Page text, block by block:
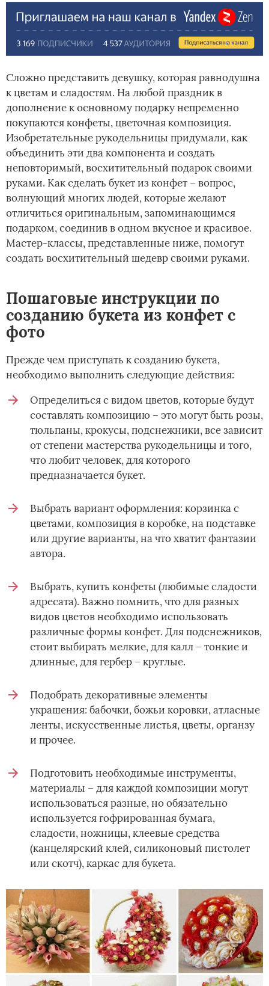
Сложно представить девушку, которая равнодушна
к цветам и сладостям. На любой праздник в
дополнение к основному подарку непременно
покупаются конфеты, цветочная композиция.
Изобретательные рукодельницы придумали, как
объединить эти два компонента и создать
неповторимый, восхитительный подарок своими
руками. Как сделать букет из конфет – вопрос,
волнующий многих людей, которые желают
отличиться оригинальным, запоминающимся
подарком, соединив в одном вкусное и красивое.
Мастер-классы, представленные ниже, помогут
создать восхитительный шедевр своими руками.
Пошаговые инструкции по
созданию букета из конфет с
фото
Прежде чем приступать к созданию букета,
необходимо выполнить следующие действия:
Определиться с видом цветов, которые будут
составлять композицию – это могут быть розы,
тюльпаны, крокусы, подснежники, все зависит
от степени мастерства рукодельницы и того,
что любит человек, для которого
предназначается букет.
Выбрать вариант оформления: корзинка с
цветами, композиция в коробке, на подставке
или другие варианты, на что хватит фантазии
автора.
Выбрать, купить конфеты (любимые сладости
адресата). Важно помнить, что для разных
видов цветов необходимо использовать
различные формы конфет. Для подснежников,
стоит выбирать мелкие, для калл – тонкие и
длинные, для гербер – круглые.
Подобрать декоративные элементы
украшения: бабочки, божьи коровки, атласные
ленты, искусственные листья, цветы, органзу
и прочее.
Подготовить необходимые инструменты,
материалы – для каждой композиции могут
использоваться разные, но обязательно
используется гофрированная бумага,
сладости, ножницы, клеевые средства
(канцелярский клей, силиконовый пистолет
или скотч), каркас для букета.